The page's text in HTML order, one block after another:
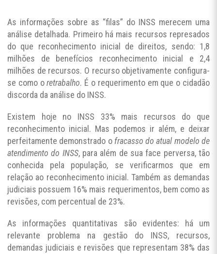
As informações sobre as “filas” do INSS merecem uma
análise detalhada. Primeiro há mais recursos represados
do que reconhecimento inicial de direitos, sendo: 1,8
milhões de benefícios reconhecimento inicial e 2,4
milhões de recursos. O recurso objetivamente configura-
se como oretrabalho. É o requerimento em que o cidadão
discorda da análise do INSS.
Existem hoje no INSS 33% mais recursos do que
reconhecimento inicial. Mas podemos ir além, e deixar
perfeitamente demonstrado o fracasso do atual modelo de
atendimento do INSS, para além de sua face perversa, tão
conhecida pela população, se verificarmos que em
relação ao reconhecimento inicial. Também as demandas
judiciais possuem 16% mais requerimentos, bem como as
revisões, com percentual de 23%.
As informações quantitativas são evidentes: há um
relevante problema na gestão do INSS, recursos,
demandas judiciais e revisões que representam 38% das